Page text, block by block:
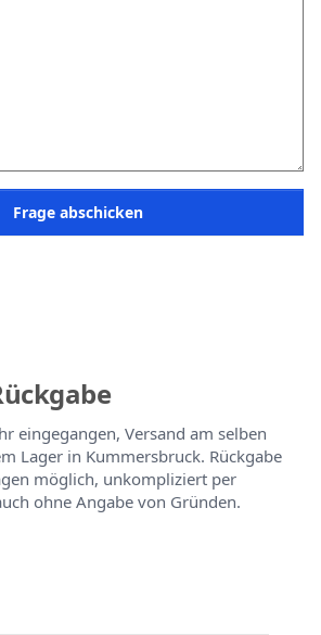
Frage abschicken
eingegangen, Versand am selben
Lager in Kummersbruck. Rückgabe
möglich, unkompliziert per
ohne Angabe von Gründen.